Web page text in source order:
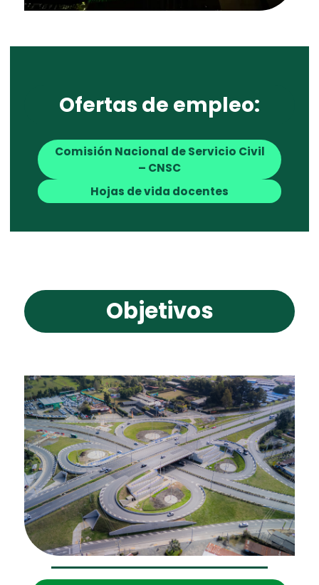
Ofertas de empleo:
Comisión Nacional de Servicio Civil
– CNSC
Hojas de vida docentes
Objetivos